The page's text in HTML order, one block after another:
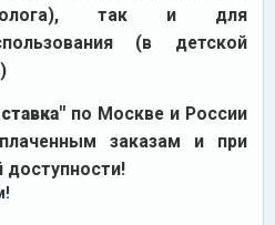
так и для
(в детской
по Москве и России
заказам и при
доступности!